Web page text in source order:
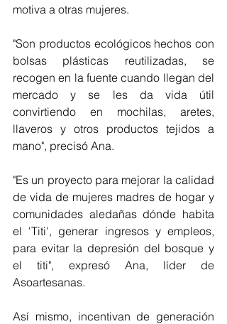
motiva a otras mujeres.
"Son productos ecológicos hechos con
bolsas plásticas reutilizadas, se
recogen en la fuente cuando llegan del
mercado y se les da vida útil
convirtiendo en mochilas, aretes,
llaveros y otros productos tejidos a
mano", precisó Ana.
"Es un proyecto para mejorar la calidad
de vida de mujeres madres de hogar y
comunidades aledañas dónde habita
el 'Titi', generar ingresos y empleos,
para evitar la depresión del bosque y
el titi", expresó Ana, líder de
Asoartesanas.
Así mismo, incentivan de generación